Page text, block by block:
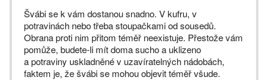
Švábi se k vám dostanou snadno. V kufru, v
potravinách nebo třeba stoupačkami od sousedů.
Obrana proti nim přitom téměř neexistuje. Přestože vám
pomůže, budete-li mít doma sucho a uklizeno
a potraviny uskladněné v uzavíratelných nádobách,
faktem je, že švábi se mohou objevit téměř všude.